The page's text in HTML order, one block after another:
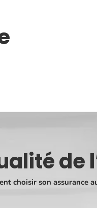
de
choisir son assurance